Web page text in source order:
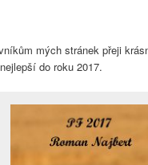
mých stránek přeji
do roku 2017.